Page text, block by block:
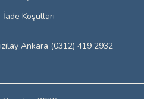
Koşulları
Ankara (0312) 419 2932